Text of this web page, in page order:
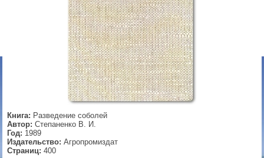
Книга: Разведение соболей
Автор: Степаненко В. И.
Год: 1989
Издательство: Агропромиздат
Страниц: 400
▼